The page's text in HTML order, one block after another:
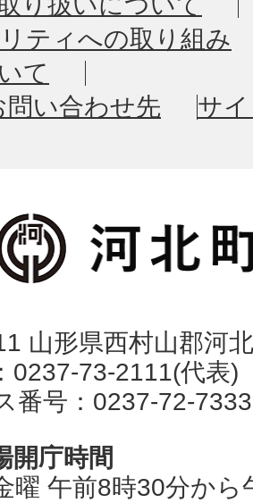
ティへの取り組み
て
問い合わせ先
サ
山形県西村山郡河
0237-73-2111(代表)
番号：0237-72-7333
開庁時間
曜 午前8時30分か